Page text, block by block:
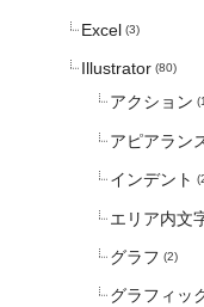
Excel (3)
Illustrator (80)
アクション
アピアラン
インデント
エリア内文
グラフ (2)
グラフィッ